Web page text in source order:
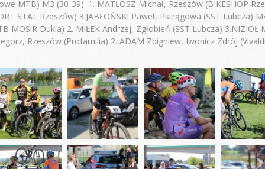
MTB) M3 (30-39): 1. MATŁOSZ Michał, Rzeszów (BIKESHOP
STAL Rzeszów) 3.JABŁOŃSKI Paweł, Pstrągowa (SST Lubcza)
MOSiR Dukla) 2. MIŁEK Andrzej, Zgłobień (SST Lubcza) 3.NIZIOŁ
Rzeszów (Profamilia) 2. ADAM Zbigniew, Iwonicz Zdrój